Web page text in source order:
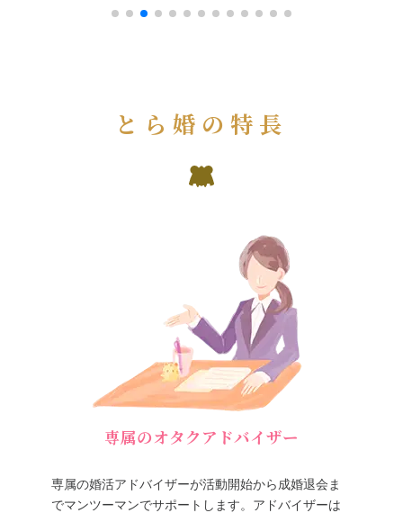
とら婚の特長
専属のオタクアドバイザー
専属の婚活アドバイザーが活動開始から成婚退会ま
でマンツーマンでサポートします。アドバイザーは